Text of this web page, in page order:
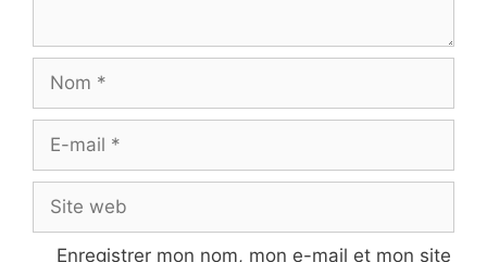
mail
web
Enregistrer mon nom, mon e-mail et mon site